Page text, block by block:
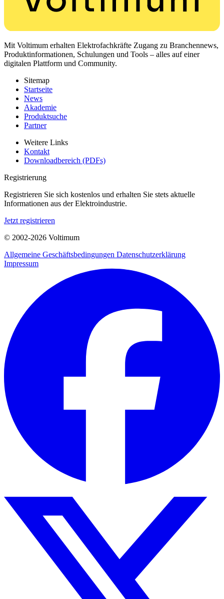
Mit Voltimum erhalten Elektrofachkräfte Zugang zu Branchennews,
Produktinformationen, Schulungen und Tools – alles auf einer
digitalen Plattform und Community.
Sitemap
Startseite
News
Akademie
Produktsuche
Partner
Weitere Links
Kontakt
Downloadbereich (PDFs)
Registrierung
Registrieren Sie sich kostenlos und erhalten Sie stets aktuelle
Informationen aus der Elektroindustrie.
Jetzt registrieren
© 2002-2026 Voltimum
Allgemeine Geschäftsbedingungen Datenschutzerklärung
Impressum